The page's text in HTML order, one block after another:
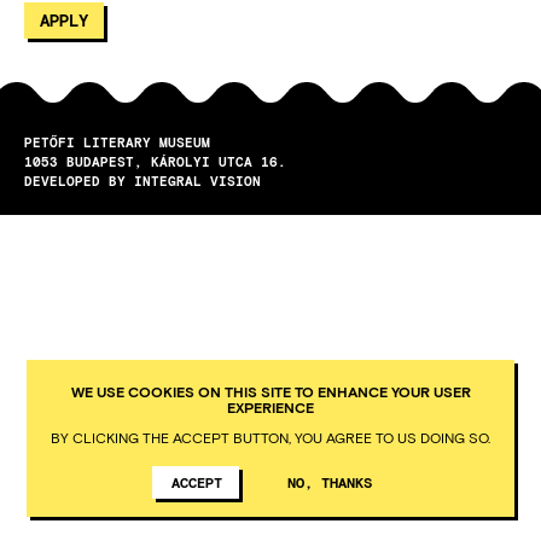
PETŐFI LITERARY MUSEUM
1053
BUDAPEST
KÁROLYI UTCA 16.
DEVELOPED BY INTEGRAL VISION
WE USE COOKIES ON THIS SITE TO ENHANCE YOUR USER
EXPERIENCE
BY CLICKING THE ACCEPT BUTTON, YOU AGREE TO US DOING SO.
ACCEPT NO, THANKS